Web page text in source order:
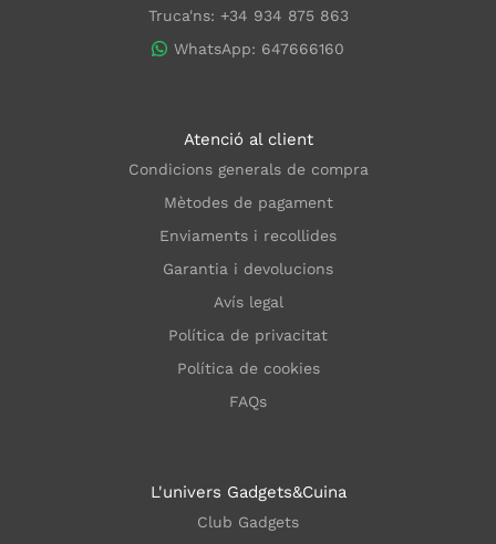
Truca'ns: +34 934 875 863
WhatsApp: 647666160
Atenció al client
Condicions generals de compra
Mètodes de pagament
Enviaments i recollides
Garantia i devolucions
Avís legal
Política de privacitat
Política de cookies
FAQs
L'univers Gadgets&Cuina
Club Gadgets